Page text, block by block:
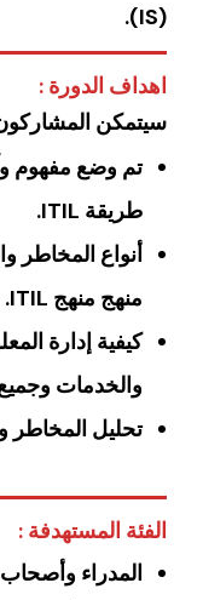
(IS).
اهداف الدورة :
سيتمكن
طريقة ITIL.
أنواع المخاطر
منهج منهج ITIL.
كيفية إدارة
والخدمات
تحليل المخاطر
الفئة المستهدفة :
المدراء